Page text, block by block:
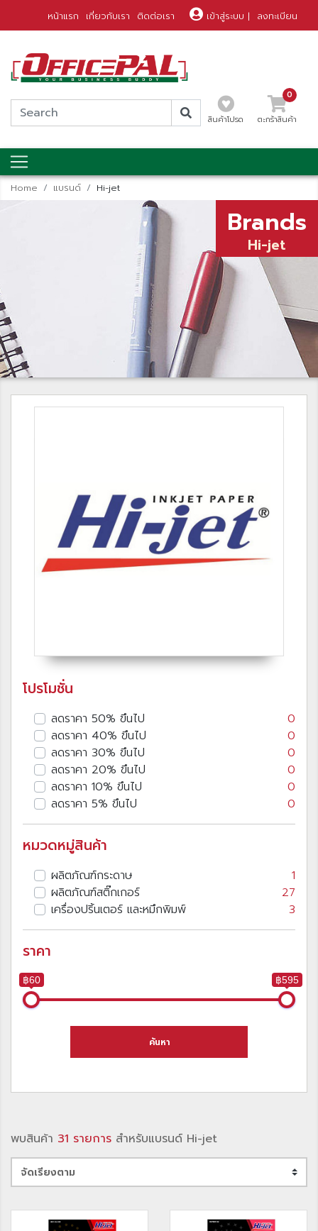
เข้าสู่ระบบ | ลงทะเบียน
หน้าแรก เกี่ยวกับเรา ติดต่อเรา
สินค้าโปรด ตะกร้าสินค้า
0
Home แบรนด์ Hi-jet
Brands
Hi-jet
โปรโมชั่น
ลดราคา 50% ขึนไป
0
ลดราคา 40% ขึนไป
0
ลดราคา 30% ขึนไป
0
ลดราคา 20% ขึนไป
0
ลดราคา 10% ขึนไป
0
ลดราคา 5% ขึนไป
0
หมวดหมู่สินค้า
ผลิตภัณฑ์กระดาษ
1
ผลิตภัณฑ์สติ๊กเกอร์
27
เครื่องปริ้นเตอร์ และหมึกพิมพ์
3
ราคา
฿60 ฿595
ค้นหา
พบสินค้า 31 รายการ สำหรับแบรนด์ Hi-jet